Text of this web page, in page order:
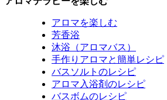
アロマを楽しむ
芳香浴
沐浴（アロマバス）
手作りアロマと簡単レシピ
バスソルトのレシピ
アロマ入浴剤のレシピ
バスボムのレシピ